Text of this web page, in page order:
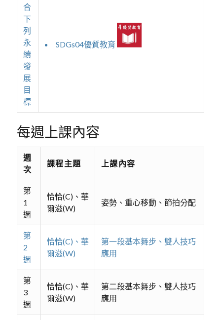
合
下
列
永
續
發
展
目
標
SDGs04優質教育
每週上課內容
週
次
課程主題 上課內容
第
1
週
恰恰(C)、華
爾滋(W)
姿勢、重心移動、節拍分配
第
2
週
恰恰(C)、華
爾滋(W)
第一段基本舞步、雙人技巧
應用
第
3
週
恰恰(C)、華
爾滋(W)
第二段基本舞步、雙人技巧
應用